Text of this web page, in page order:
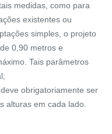
medidas, como para
existentes ou
simples, o projeto
0,90 metros e
Tais parâmetros
obrigatoriamente ser
alturas em cada lado.